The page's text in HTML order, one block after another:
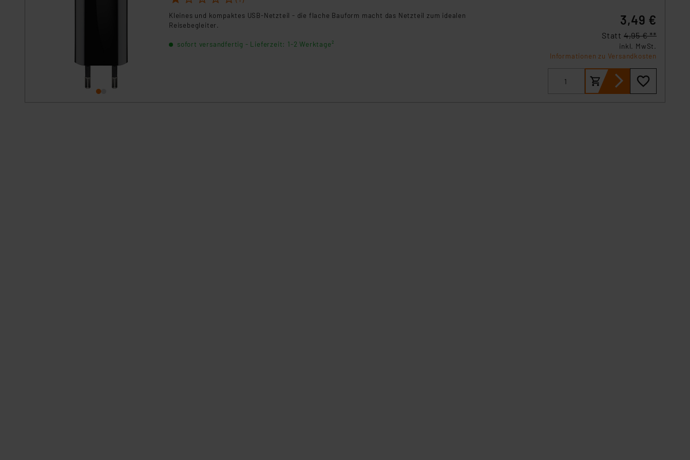
|Datenschutzerklärung
Kleines und kompaktes USB-Netzteil - die flache Bauform macht das Netzteil zum idealen
Reisebegleiter.
sofort versandfertig - Lieferzeit: 1-2 Werktage²
3,49 €
Statt 4,95 € **
inkl. MwSt.
Informationen zu Versandkosten